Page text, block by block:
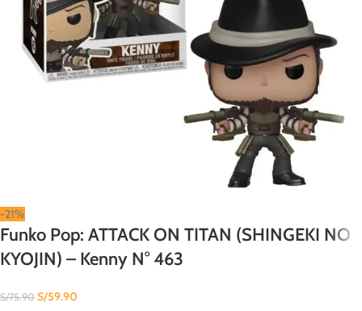
-21%
Funko Pop: ATTACK ON TITAN (SHINGEKI NO
KYOJIN) – Kenny N° 463
S/75.90 S/59.90